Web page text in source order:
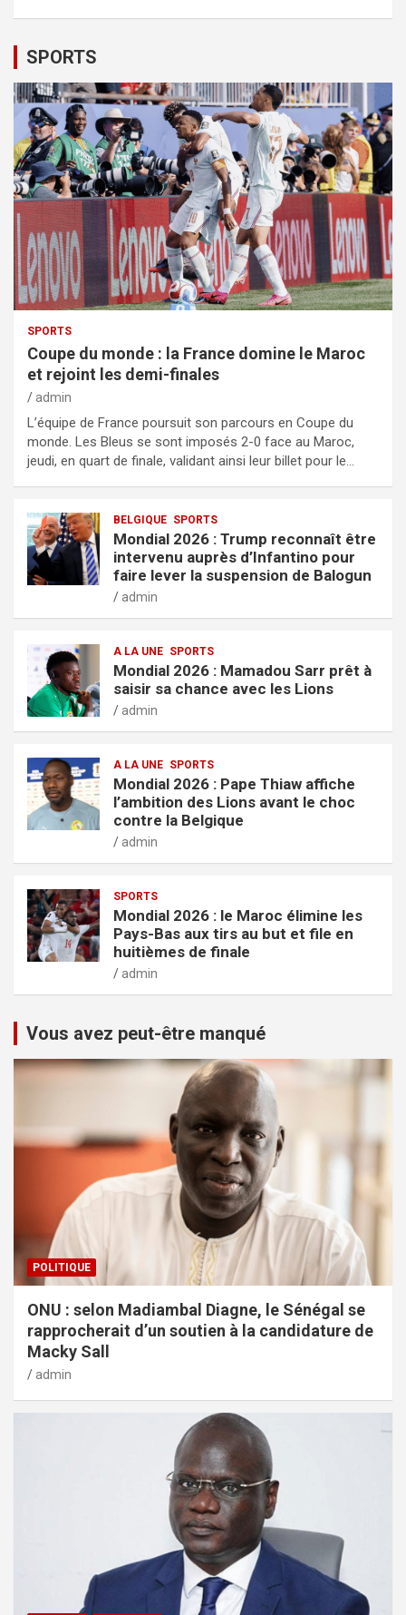
SPORTS
SPORTS
Coupe du monde : la France domine le Maroc
et rejoint les demi-finales
admin
L’équipe de France poursuit son parcours en Coupe du
monde. Les Bleus se sont imposés 2-0 face au Maroc,
jeudi, en quart de finale, validant ainsi leur billet pour le…
BELGIQUE SPORTS
Mondial 2026 : Trump reconnaît être
intervenu auprès d’Infantino pour
faire lever la suspension de Balogun
admin
A LA UNE SPORTS
Mondial 2026 : Mamadou Sarr prêt à
saisir sa chance avec les Lions
admin
A LA UNE SPORTS
Mondial 2026 : Pape Thiaw affiche
l’ambition des Lions avant le choc
contre la Belgique
admin
SPORTS
Mondial 2026 : le Maroc élimine les
Pays-Bas aux tirs au but et file en
huitièmes de finale
admin
Vous avez peut-être manqué
POLITIQUE
ONU : selon Madiambal Diagne, le Sénégal se
rapprocherait d’un soutien à la candidature de
Macky Sall
admin